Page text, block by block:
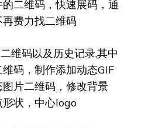
二维码，快速展码，通
费力找二维码
维码以及历史记录,其中
码，制作添加动态GIF
片二维码，修改背景
状，中心logo